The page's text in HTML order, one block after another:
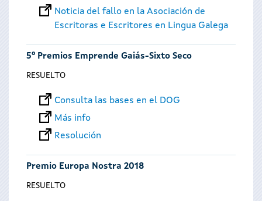
Noticia del fallo en la Asociación de
Escritoras e Escritores en Lingua Galega
5º Premios Emprende Gaiás-Sixto Seco
RESUELTO
Consulta las bases en el DOG
Más info
Resolución
Premio Europa Nostra 2018
RESUELTO